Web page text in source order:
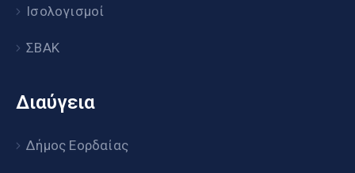
Ισολογισμοί
ΣΒΑΚ
Διαύγεια
Δήμος Εορδαίας